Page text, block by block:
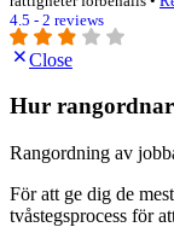
4.5 - 2 reviews
Close
Hur
Rangordning av
För att ge dig de
tvåstegsprocess för